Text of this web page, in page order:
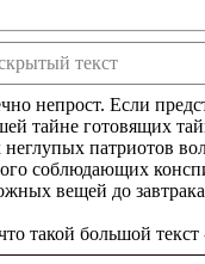
текст
непрост. Если
тайне готовящих
патриотов
соблюдающих
вещей до
такой большой